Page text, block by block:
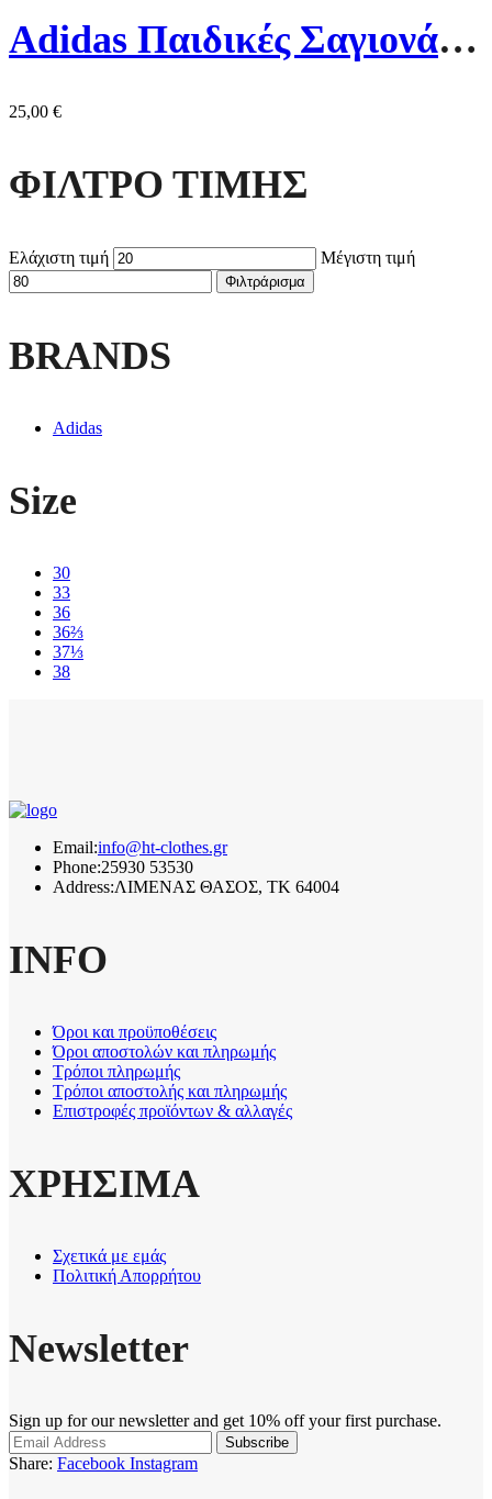
Adidas Παιδικές Σαγιονάρες Slides IE2606 Φούξια Adilette Shower
25,00 €
ΦΙΛΤΡΟ ΤΙΜΗΣ
Ελάχιστη τιμή Μέγιστη τιμή
Φιλτράρισμα
BRANDS
Adidas
Size
30
33
36
36⅔
37⅓
38
Email:info@ht-clothes.gr
Phone:25930 53530
Address:ΛΙΜΕΝΑΣ ΘΑΣΟΣ, TK 64004
INFO
Όροι και προϋποθέσεις
Όροι αποστολών και πληρωμής
Τρόποι πληρωμής
Τρόποι αποστολής και πληρωμής
Επιστροφές προϊόντων & αλλαγές
ΧΡΗΣΙΜΑ
Σχετικά με εμάς
Πολιτική Απορρήτου
Newsletter
Sign up for our newsletter and get 10% off your first purchase.
Share: Facebook Instagram